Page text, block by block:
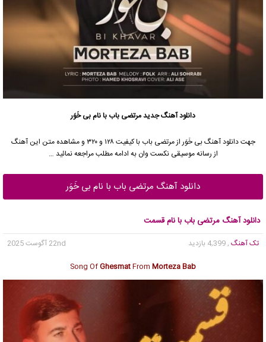
دانلود آهنگ جدیدمرتضی باب با نام بی خَوَر
جهت دانلود آهنگ بی خَوَر ازمرتضی باب
با کیفیت ۱۲۸ و ۳۲۰ و مشاهده متن این آهنگ
از رسانه موسیقی نکست وان به ادامه مطلب مراجعه نمائید …
دانلود آهنگ مرتضی باب با نام بی خَوَر
دانلود آهنگ مرتضی باب با نام قسمت
تک آهنگ , 4,399 بازدید
22nd آگوست 2025
Song OfGhesmatFrom Morteza Bab